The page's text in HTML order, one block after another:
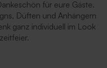
für eure Gäste.
Düften und Anhängern
ganz individuell im Look